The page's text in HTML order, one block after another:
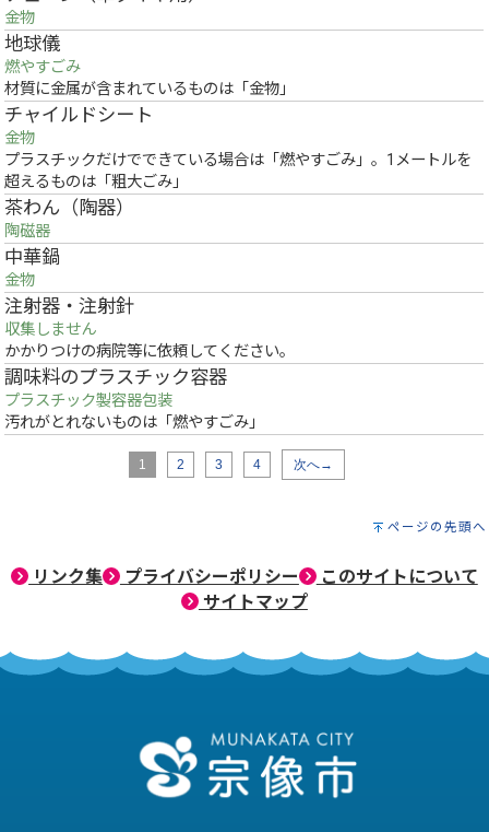
金物
地球儀
燃やすごみ
材質に金属が含まれているものは「金物」
チャイルドシート
金物
プラスチックだけでできている場合は「燃やすごみ」。1メートルを
超えるものは「粗大ごみ」
茶わん（陶器）
陶磁器
中華鍋
金物
注射器・注射針
収集しません
かかりつけの病院等に依頼してください。
調味料のプラスチック容器
プラスチック製容器包装
汚れがとれないものは「燃やすごみ」
1 2 3 4 次へ→
ページの先頭へ
リンク集 プライバシーポリシー
このサイトについて
サイトマップ